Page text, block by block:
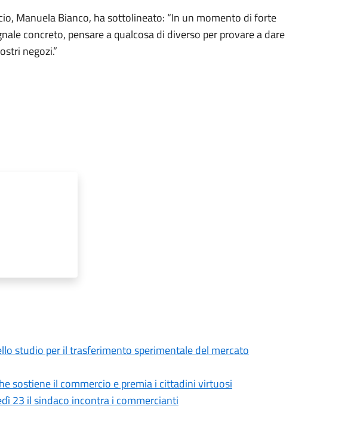
Manuela Bianco, ha sottolineato: “In un momento di forte
concreto, pensare a qualcosa di diverso per provare a dare
negozi.”
studio per il trasferimento sperimentale del mercato
sostiene il commercio e premia i cittadini virtuosi
23 il sindaco incontra i commercianti